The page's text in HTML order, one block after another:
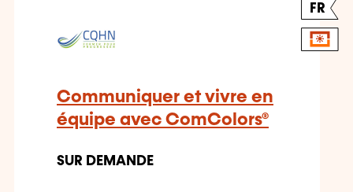
FR
Communiquer et vivre en
équipe avec ComColors®
SUR DEMANDE